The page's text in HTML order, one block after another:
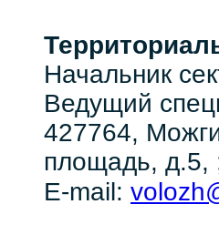
Начальник
Ведущий
427764,
площадь, д.5,
E-mail: